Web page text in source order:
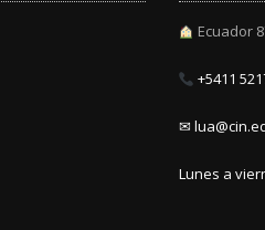
Ecuador
+5411
✉
Lunes a